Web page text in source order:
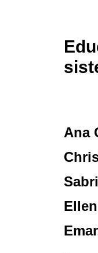
Ana